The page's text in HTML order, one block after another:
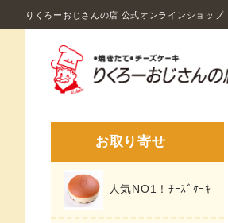
りくろーおじさんの店 公式オンラインショップ
お取り寄せ
人気NO1！ﾁｰｽﾞｹｰｷ